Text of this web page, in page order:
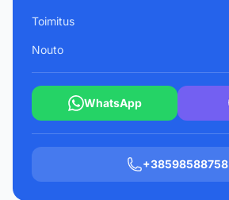
Toimitus
Nouto
WhatsApp
+38598588758